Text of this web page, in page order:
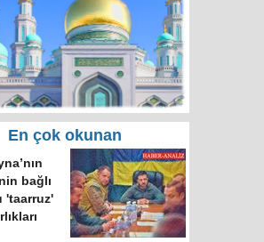
En çok okunan
bağlı
'taarruz'